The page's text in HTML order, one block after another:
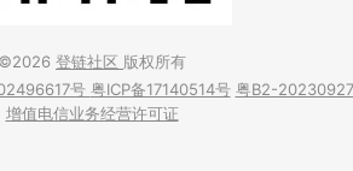
©2026 登链社区 版权所有
号 粤ICP备17140514号 粤B2-20230927
增值电信业务经营许可证